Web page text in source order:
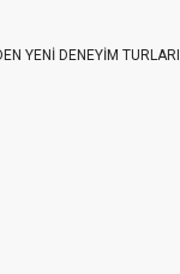
YENİ DENEYİM TURLARI